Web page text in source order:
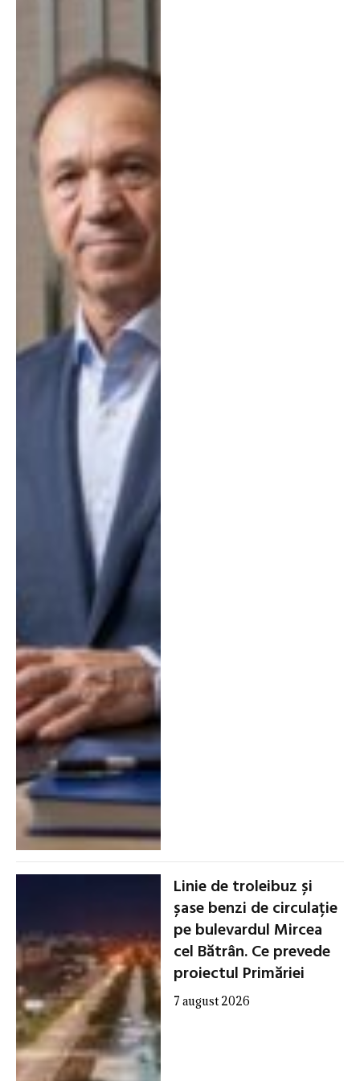
Linie de troleibuz și
șase benzi de circulație
pe bulevardul Mircea
cel Bătrân. Ce prevede
proiectul Primăriei
7 august 2026